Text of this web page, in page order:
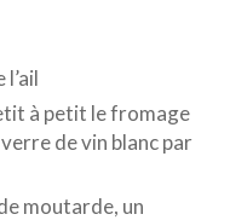
à petit le fromage
de vin blanc par
moutarde, un